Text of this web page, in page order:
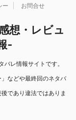
ー お問合せ
想・レビュ
-
レ情報サイトです。
」などや最終回のネタバ
であり違法ではありま